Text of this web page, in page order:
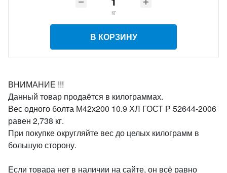
кг
В КОРЗИНУ
ВНИМАНИЕ !!!
Данный товар продаётся в килограммах.
Вес одного болта М42х200 10.9 ХЛ ГОСТ Р 52644-2006
равен 2,738 кг.
При покупке округляйте вес до целых килограмм в
большую сторону.
Если товара нет в наличии на сайте, он всё равно